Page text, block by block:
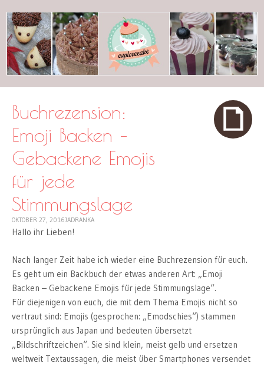
cuplovecake
Buchrezension:
Emoji Backen –
Gebackene Emojis
für jede
Stimmungslage
OKTOBER 27, 2016JADRANKA
Hallo ihr Lieben!
Nach langer Zeit habe ich wieder eine Buchrezension für euch.
Es geht um ein Backbuch der etwas anderen Art: „Emoji
Backen – Gebackene Emojis für jede Stimmungslage“.
Für diejenigen von euch, die mit dem Thema Emojis nicht so
vertraut sind: Emojis (gesprochen: „Emodschies“) stammen
ursprünglich aus Japan und bedeuten übersetzt
„Bildschriftzeichen“. Sie sind klein, meist gelb und ersetzen
weltweit Textaussagen, die meist über Smartphones versendet